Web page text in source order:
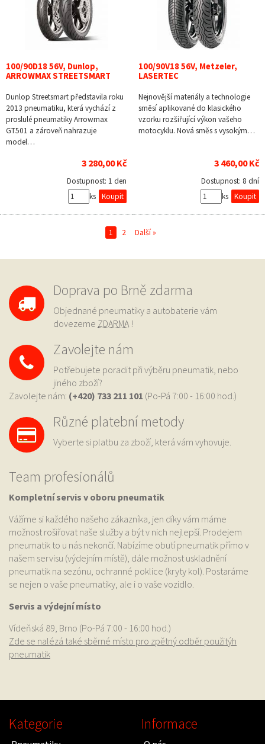
100/90D18 56V, Dunlop,
ARROWMAX STREETSMART
Dunlop Streetsmart představila roku
2013 pneumatiku, která vychází z
proslulé pneumatiky Arrowmax
GT501 a zároveň nahrazuje
model…
3 280,00 Kč
Dostupnost: 1 den
ks
100/90V18 56V, Metzeler,
LASERTEC
Nejnovější materiály a technologie
směsí aplikované do klasického
vzorku rozšiřující výkon vašeho
motocyklu. Nová směs s vysokým…
3 460,00 Kč
Dostupnost: 8 dní
ks
1 2 Další »
Doprava po Brně zdarma
Objednané pneumatiky a autobaterie vám
dovezeme ZDARMA !
Zavolejte nám
Potřebujete poradit při výběru pneumatik, nebo
jiného zboží?
Zavolejte nám: (+420) 733 211 101 (Po-Pá 7:00 - 16:00 hod.)
Různé platební metody
Vyberte si platbu za zboží, která vám vyhovuje.
Team profesionálů
Kompletní servis v oboru pneumatik
Vážíme si každého našeho zákazníka, jen díky vám máme
možnost rošiřovat naše služby a být v nich nejlepší. Prodejem
pneumatik to u nás nekončí. Nabízíme obutí pneumatik přímo v
našem servisu (výdejním místě), dále možnost uskladnění
pneumatik na sezónu, ochranné poklice (kryty kol). Postaráme
se nejen o vaše pneumatiky, ale i o vaše vozidlo.
Servis a výdejní místo
Vídeňská 89, Brno (Po-Pá 7:00 - 16:00 hod.)
Zde se nalézá také sběrné místo pro zpětný odběr použitýh
pneumatik
Kategorie Informace